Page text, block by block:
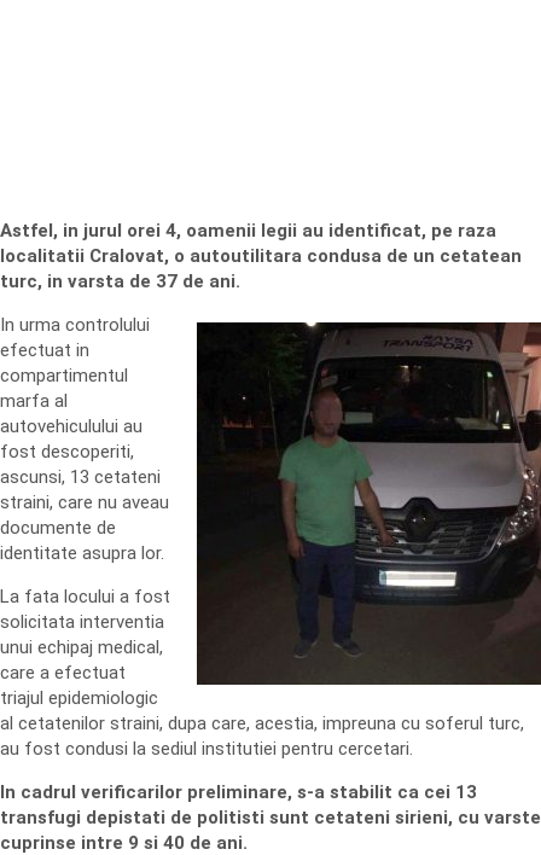
Astfel, in jurul orei 4, oamenii legii au identificat, pe raza
localitatii Cralovat, o autoutilitara condusa de un cetatean
turc, in varsta de 37 de ani.
In urma controlului
efectuat in
compartimentul
marfa al
autovehiculului au
fost descoperiti,
ascunsi, 13 cetateni
straini, care nu aveau
documente de
identitate asupra lor.
La fata locului a fost
solicitata interventia
unui echipaj medical,
care a efectuat
triajul epidemiologic
al cetatenilor straini, dupa care, acestia, impreuna cu soferul turc,
au fost condusi la sediul institutiei pentru cercetari.
In cadrul verificarilor preliminare, s-a stabilit ca cei 13
transfugi depistati de politisti sunt cetateni sirieni, cu varste
cuprinse intre 9 si 40 de ani.